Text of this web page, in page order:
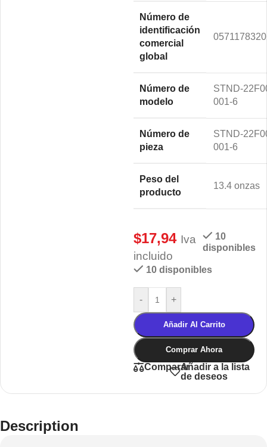
Número de
identificación
comercial
global
Número de
modelo
STND-
001-6
Número de
pieza
STND-
001-6
Peso del
producto
13.4 onzas
$17,94 Iva
incluido
10
disponibles
10 disponibles
- +
Añadir Al Carrito
Comprar Ahora
CompararAñadir a la lista
de deseos
Description